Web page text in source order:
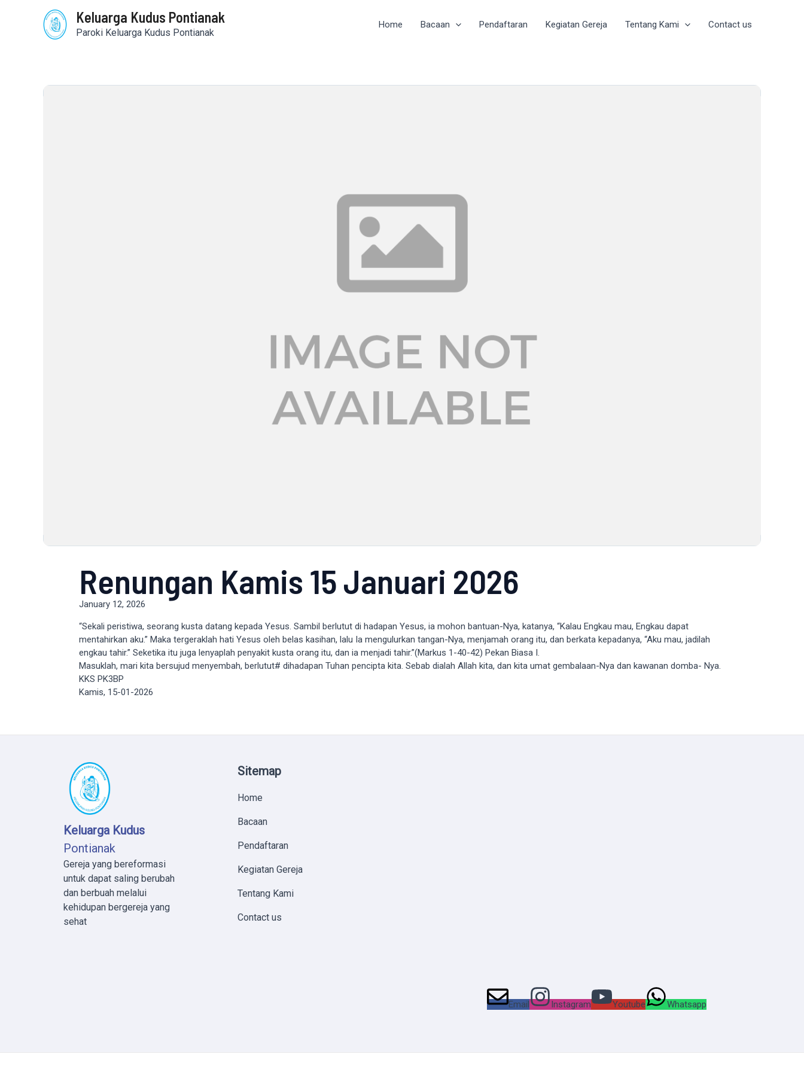
Keluarga Kudus Pontianak
Paroki Keluarga Kudus Pontianak
Home Bacaan Pendaftaran Kegiatan Gereja Tentang Kami Contact us
Renungan Kamis 15 Januari 2026
January 12, 2026
“Sekali peristiwa, seorang kusta datang kepada Yesus. Sambil berlutut di hadapan Yesus, ia mohon bantuan-Nya, katanya, “Kalau Engkau mau, Engkau dapat
mentahirkan aku.” Maka tergeraklah hati Yesus oleh belas kasihan, lalu Ia mengulurkan tangan-Nya, menjamah orang itu, dan berkata kepadanya, “Aku mau, jadilah
engkau tahir.” Seketika itu juga lenyaplah penyakit kusta orang itu, dan ia menjadi tahir.”(Markus 1-40-42) Pekan Biasa I.
Masuklah, mari kita bersujud menyembah, berlutut# dihadapan Tuhan pencipta kita. Sebab dialah Allah kita, dan kita umat gembalaan-Nya dan kawanan domba- Nya.
KKS PK3BP
Kamis, 15-01-2026
Keluarga Kudus
Pontianak
Gereja yang bereformasi
untuk dapat saling berubah
dan berbuah melalui
kehidupan bergereja yang
sehat
Sitemap
Home
Bacaan
Pendaftaran
Kegiatan Gereja
Tentang Kami
Contact us
Email Instagram Youtube Whatsapp